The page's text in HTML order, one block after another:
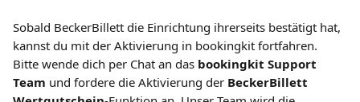
Sobald BeckerBillett die Einrichtung ihrerseits bestätigt hat,
kannst du mit der Aktivierung in bookingkit fortfahren.
Bitte wende dich per Chat an das bookingkit Support
Team und fordere die Aktivierung der BeckerBillett